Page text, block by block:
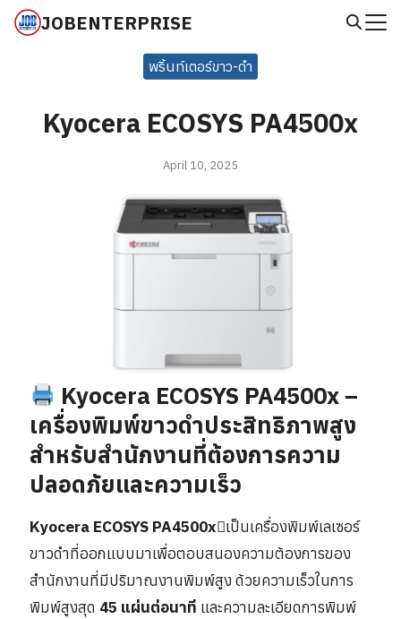
Skip
JOBENTERPRISE
พริ้นท์เตอร์ขาว-ดำ
Kyocera ECOSYS PA4500x
April 10, 2025
Kyocera ECOSYS PA4500x –
เครื่องพิมพ์ขาวดำประสิทธิภาพสูง
สำหรับสำนักงานที่ต้องการความ
ปลอดภัยและความเร็ว
Kyocera ECOSYS PA4500xเป็นเครื่องพิมพ์เลเซอร์
ขาวดำที่ออกแบบมาเพื่อตอบสนองความต้องการของ
สำนักงานที่มีปริมาณงานพิมพ์สูง ด้วยความเร็วในการ
พิมพ์สูงสุด 45 แผ่นต่อนาที และความละเอียดการพิมพ์